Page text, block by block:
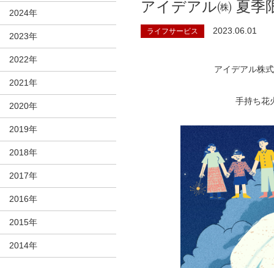
アイデアル㈱ 夏季
ライフサービス 2023.06.01
アイデアル株
手持ち花
2024年
2023年
2022年
2021年
2020年
2019年
2018年
2017年
2016年
2015年
2014年